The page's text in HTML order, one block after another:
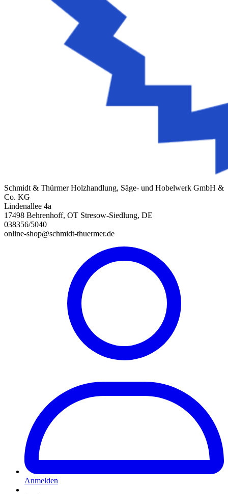
Schmidt & Thürmer Holzhandlung, Säge- und Hobelwerk GmbH &
Co. KG
Lindenallee 4a
17498 Behrenhoff, OT Stresow-Siedlung, DE
038356/5040
online-shop@schmidt-thuermer.de
Anmelden